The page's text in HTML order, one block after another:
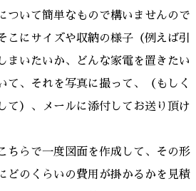
ついて簡単なもので構いませんので
こにサイズや収納の様子（例えば引
まいたいか、どんな家電を置きたい
て、それを写真に撮って、（もしく
て）、メールに添付してお送り頂け
ちらで一度図面を作成して、その形
どのくらいの費用が掛かるかを見積